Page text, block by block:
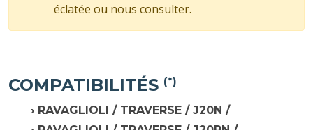
éclatée ou nous consulter.
COMPATIBILITÉS (*)
RAVAGLIOLI / TRAVERSE / J20N /